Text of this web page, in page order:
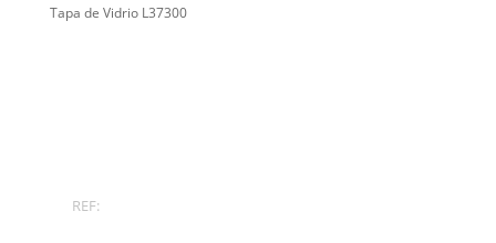
Tapa de Vidrio L37300
REF: